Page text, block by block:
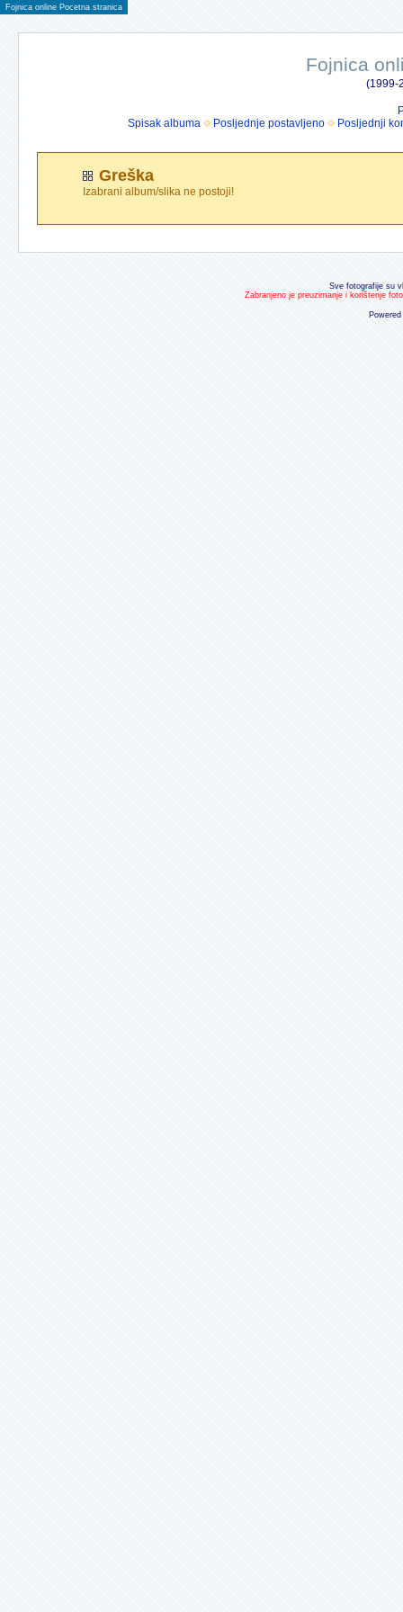
Fojnica online Pocetna stranica
Fojnica
(1999-
Spisak albuma
Posljednje postavljeno Posljednji
Greška
Izabrani album/slika ne postoji!
Sve fotografije su
Zabranjeno je preuzimanje i korištenje